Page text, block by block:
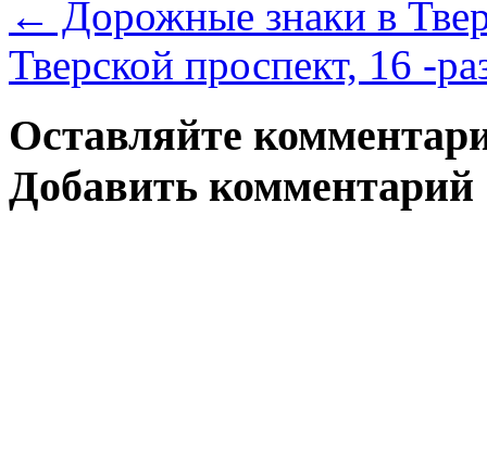
← Дорожные знаки в
Тверской проспект, 16 -
Оставляйте
Добавить комментарий